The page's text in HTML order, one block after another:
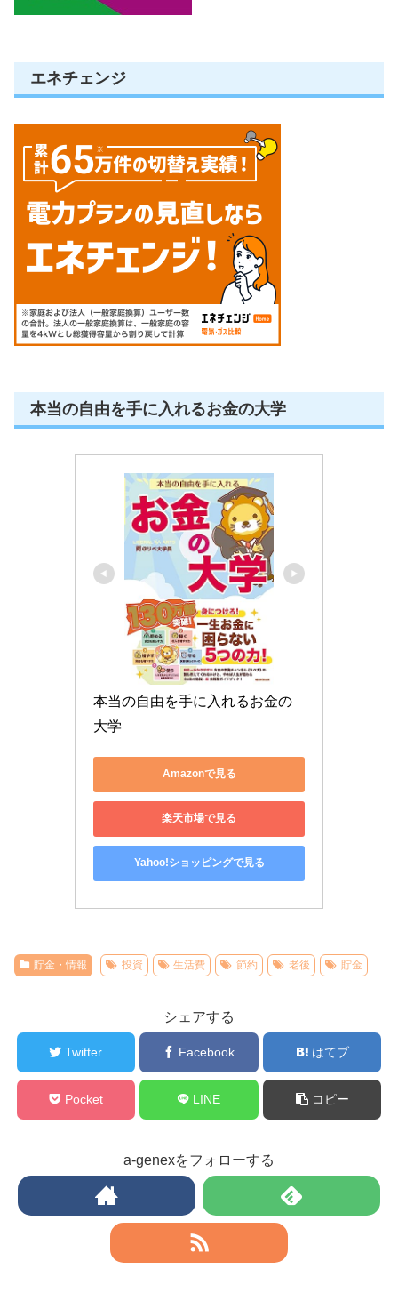
エネチェンジ
本当の自由を手に入れるお金の大学
本当の自由を手に入れるお金の
大学
Amazonで見る
楽天市場で見る
Yahoo!ショッピングで見る
貯金・情報 投資 生活費 節約 老後 貯金
シェアする
Twitter Facebook はてブ
Pocket LINE コピー
a-genexをフォローする